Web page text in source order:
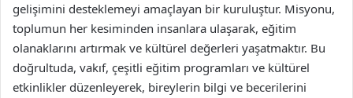
gelişimini desteklemeyi amaçlayan bir kuruluştur. Misyonu,
toplumun her kesiminden insanlara ulaşarak, eğitim
olanaklarını artırmak ve kültürel değerleri yaşatmaktır. Bu
doğrultuda, vakıf, çeşitli eğitim programları ve kültürel
etkinlikler düzenleyerek, bireylerin bilgi ve becerilerini